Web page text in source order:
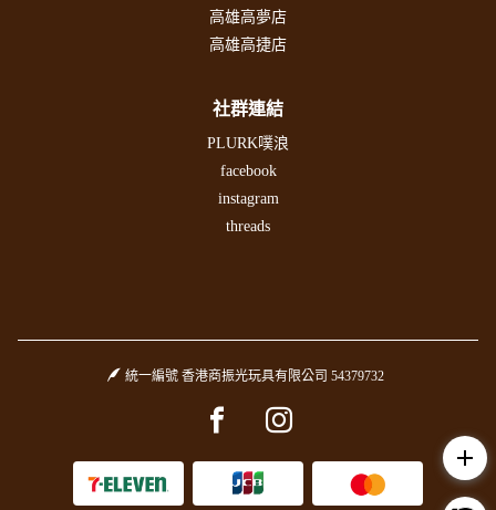
高雄高夢店
高雄高捷店
社群連結
PLURK噗浪
facebook
instagram
threads
統一編號 香港商振光玩具有限公司 54379732
Facebook pageInstagram page
add